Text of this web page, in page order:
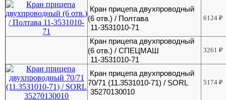
Кран прицепа двухпроводный
(6 отв.) / Полтава
11-3531010-71
6124₽
Кран прицепа двухпроводный
(6 отв.) / СПЕЦМАШ
11-3531010-71
3261₽
Кран прицепа двухпроводный
70/71 (11.3531010-71) / SORL
35270130010
5174₽